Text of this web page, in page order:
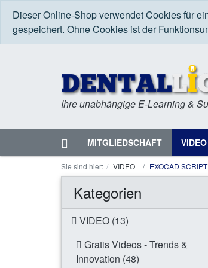
Dieser Online-Shop verwendet Cookies für
gespeichert. Ohne Cookies ist der
Ihre unabhängige E-Learning &
Startseite
Menü MITGLIEDSCHAFT VIDEO
Sie sind hier: VIDEO EXOCAD SCRIPT
Kategorien
VIDEO (13)
Gratis Videos - Trends &
Innovation (48)